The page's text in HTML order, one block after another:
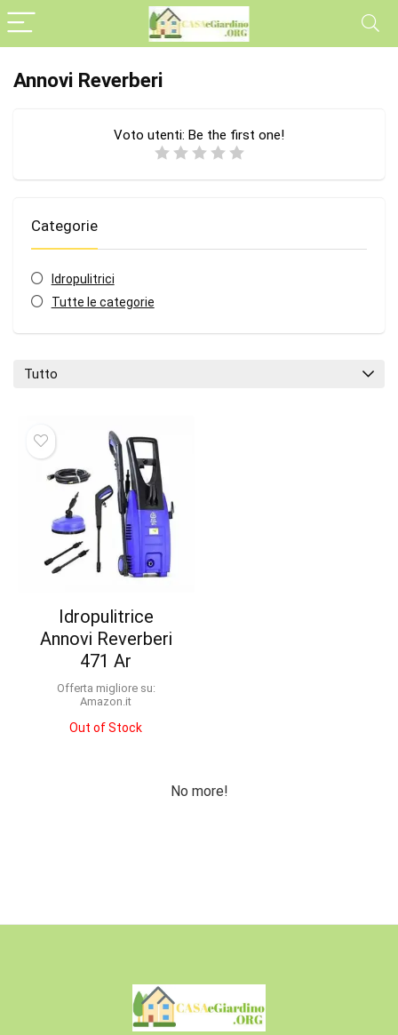
Annovi Reverberi
Voto utenti: Be the first one!
Categorie
Idropulitrici
Tutte le categorie
Tutto
Idropulitrice
Annovi Reverberi
471 Ar
Offerta migliore su:
Amazon.it
Out of Stock
No more!